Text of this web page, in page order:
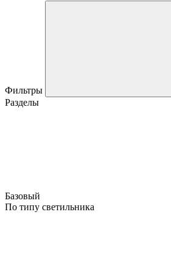
Фильтры
Разделы
Базовый
По типу светильника